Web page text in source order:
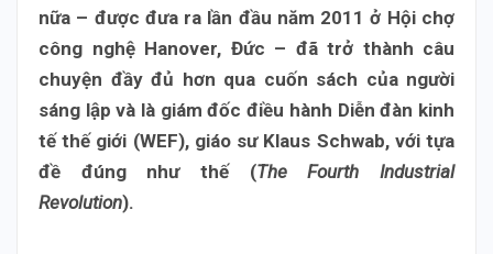
nữa – được đưa ra lần đầu năm 2011 ở Hội chợ
công nghệ Hanover, Đức – đã trở thành câu
chuyện đầy đủ hơn qua cuốn sách của người
sáng lập và là giám đốc điều hành Diễn đàn kinh
tế thế giới (WEF), giáo sư Klaus Schwab, với tựa
đề đúng như thế (The Fourth Industrial
Revolution).